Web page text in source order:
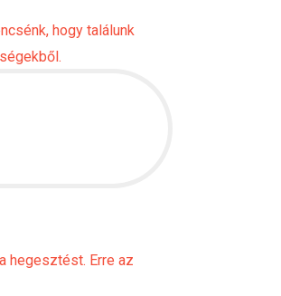
hogy találunk
hegesztést. Erre az